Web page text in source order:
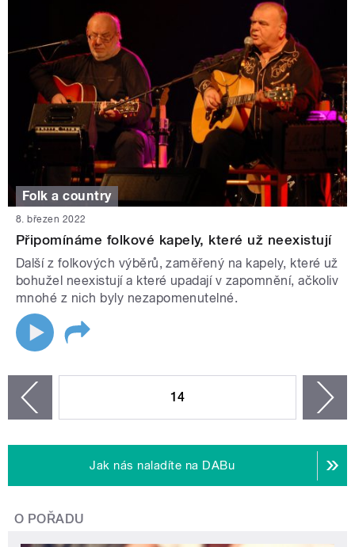
Folk a country
8. březen 2022
Připomínáme folkové kapely, které už neexistují
Další z folkových výběrů, zaměřený na kapely, které už
bohužel neexistují a které upadají v zapomnění, ačkoliv
mnohé z nich byly nezapomenutelné.
14
Jak nás naladíte na DABu
O POŘADU